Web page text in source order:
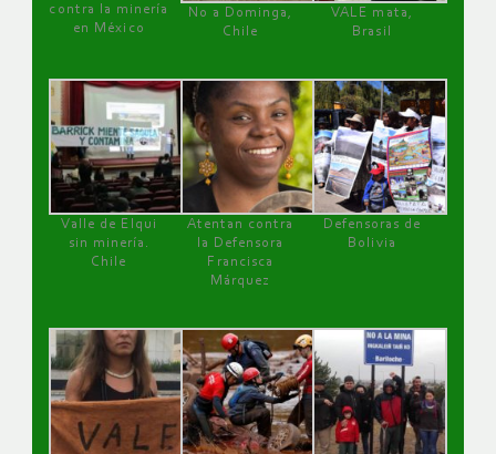
contra la minería
en México
No a Dominga,
Chile
VALE mata,
Brasil
Valle de Elqui
sin minería.
Chile
Atentan contra
la Defensora
Francisca
Márquez
Defensoras de
Bolivia